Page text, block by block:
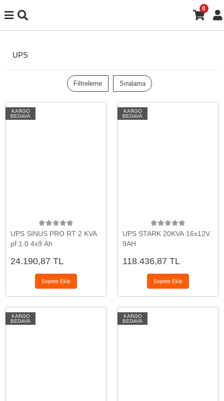
0
UPS
Filtreleme Sıralama
KARGO
BEDAVA
UPS SINUS PRO RT 2 KVA
pf:1.0 4x9 Ah
24.190,87 TL
Sepete Ekle
KARGO
BEDAVA
UPS STARK 20KVA 16x12V
9AH
118.436,87 TL
Sepete Ekle
KARGO
BEDAVA
KARGO
BEDAVA